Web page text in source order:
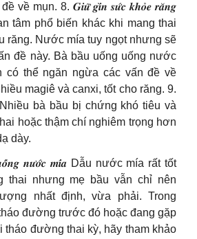
về mụn. 8. 𝑮𝒊𝒖̛̃ 𝒈𝒊̀𝒏 𝒔𝒖̛́𝒄 𝒌𝒉𝒐̉𝒆 𝒓𝒂̆𝒏𝒈
tâm phổ biến khác khi mang thai
răng. Nước mía tuy ngọt nhưng sẽ
đề này. Bà bầu uống uống nước
có thể ngăn ngừa các vấn đề về
magiê và canxi, tốt cho răng. 9.
Nhiều bà bầu bị chứng khó tiêu và
hoặc thậm chí nghiêm trọng hơn
dày.
𝒏𝒖̛𝒐̛́𝒄 𝒎𝒊́𝒂 Dẫu nước mía rất tốt
thai nhưng mẹ bầu vẫn chỉ nên
nhất định, vừa phải. Trong
đường trước đó hoặc đang gặp
tháo đường thai kỳ, hãy tham khảo